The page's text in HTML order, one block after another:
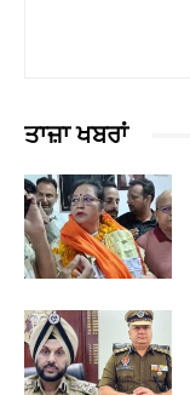
ਤਾਜ਼ਾ ਖਬਰਾਂ